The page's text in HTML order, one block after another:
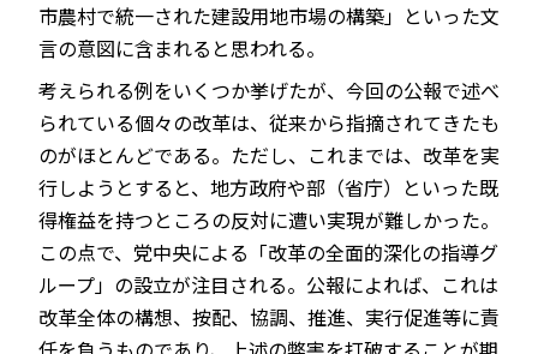
市農村で統一された建設用地市場の構築」といった文
言の意図に含まれると思われる。
考えられる例をいくつか挙げたが、今回の公報で述べ
られている個々の改革は、従来から指摘されてきたも
のがほとんどである。ただし、これまでは、改革を実
行しようとすると、地方政府や部（省庁）といった既
得権益を持つところの反対に遭い実現が難しかった。
この点で、党中央による「改革の全面的深化の指導グ
ループ」の設立が注目される。公報によれば、これは
改革全体の構想、按配、協調、推進、実行促進等に責